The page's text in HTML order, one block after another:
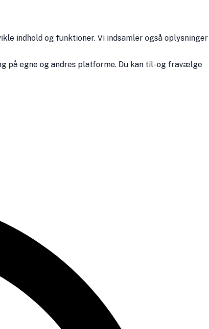
indhold og funktioner. Vi indsamler også oplysninger
på egne og andres platforme. Du kan til- og fravælge